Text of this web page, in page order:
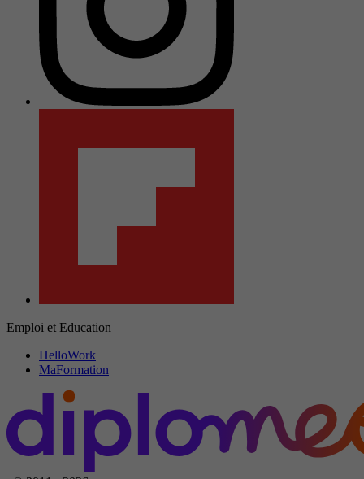
Emploi et Education
HelloWork
MaFormation